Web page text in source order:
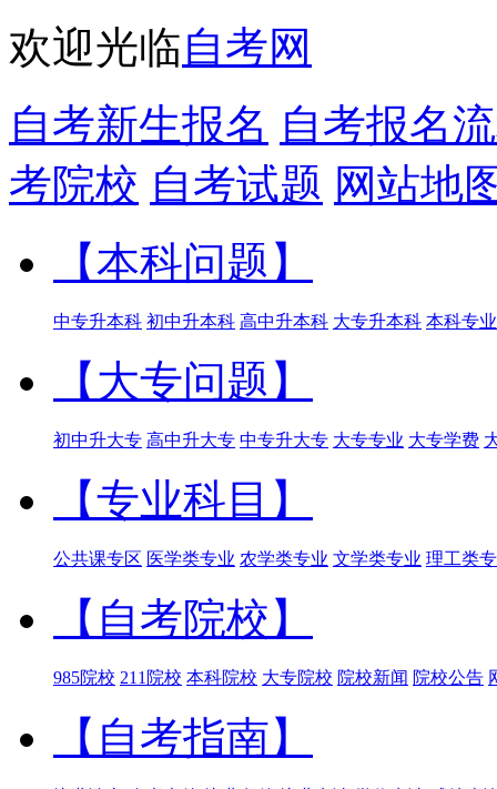
欢迎光临自考网
自考新生报名 自考报名
考院校 自考试题 网站地
【本科问题】
中专升本科 初中升本科 高中升本科 大专升本科 本科专业
【大专问题】
初中升大专 高中升大专 中专升大专 大专专业 大专学费
【专业科目】
公共课专区 医学类专业 农学类专业 文学类专业 理工类
【自考院校】
985院校 211院校 本科院校 大专院校 院校新闻 院校公告
【自考指南】